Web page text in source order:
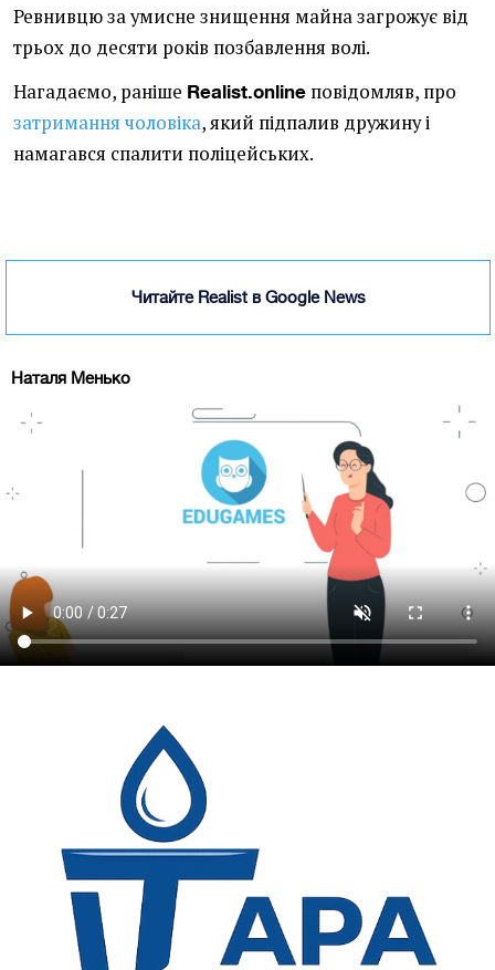
Ревнивцю за умисне знищення майна загрожує від
трьох до десяти років позбавлення волі.
Нагадаємо, раніше Realist.online повідомляв, про
затримання чоловіка, який підпалив дружину і
намагався спалити поліцейських.
Читайте Realist в Google News
Наталя Менько